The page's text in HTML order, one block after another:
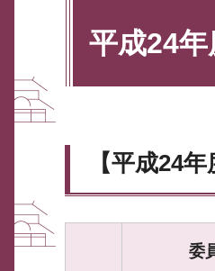
平成24
【平成24年
委